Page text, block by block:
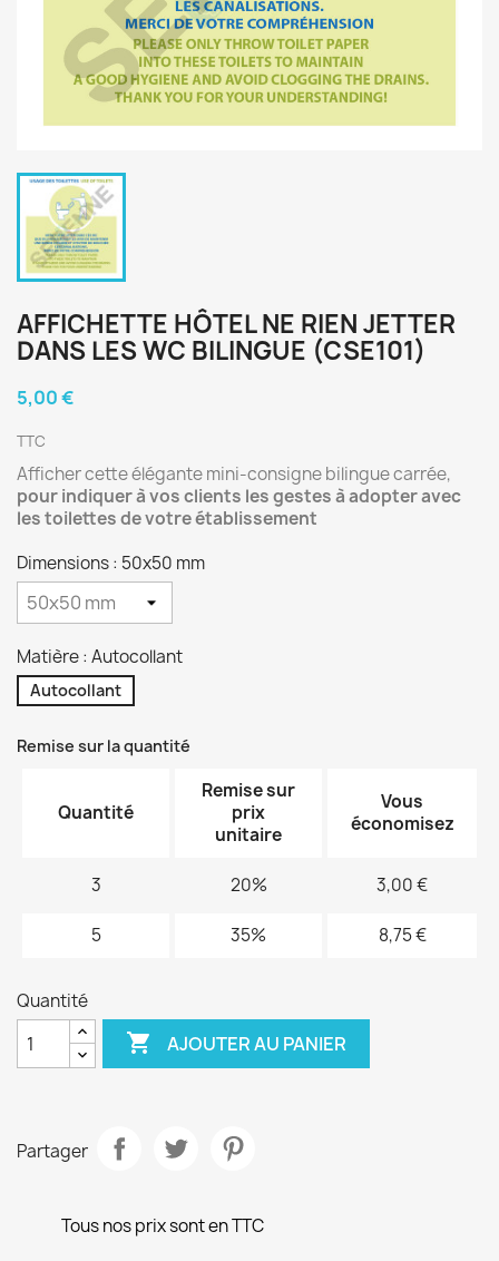
AFFICHETTE HÔTEL NE RIEN JETTER
DANS LES WC BILINGUE (CSE101)
5,00 €
TTC
Afficher cette élégante mini-consigne bilingue carrée,
pour indiquer à vos clients les gestes à adopter avec
les toilettes de votre établissement
Dimensions : 50x50 mm
Matière : Autocollant
Autocollant
Remise sur la quantité
Quantité
Remise sur
prix
unitaire
Vous
économisez
3 20% 3,00 €
5 35% 8,75 €
Quantité
 AJOUTER AU PANIER
Partager
Tous nos prix sont en TTC